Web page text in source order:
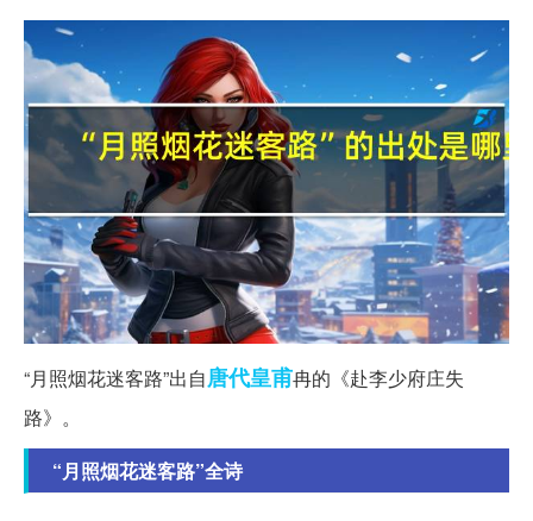
“月照烟花迷客路”出自唐代皇甫冉的《赴李少府庄失
路》。
“月照烟花迷客路”全诗